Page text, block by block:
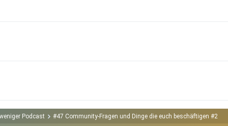
Podcast #47 Community-Fragen und Dinge die euch beschäftigen #2